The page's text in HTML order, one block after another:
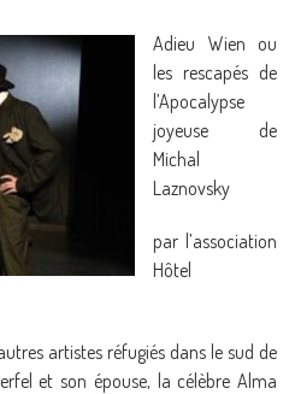
Adieu Wien ou
les rescapés de
l’Apocalypse
joyeuse de
Michal
Laznovsky
par l’association
Hôtel
artistes réfugiés dans le sud de
et son épouse, la célèbre Alma